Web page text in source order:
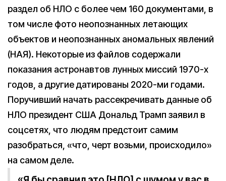
раздел об НЛО с более чем 160 документами, в
том числе фото неопознанных летающих
объектов и неопознанных аномальных явлений
(НАЯ). Некоторые из файлов содержали
показания астронавтов лунных миссий 1970-х
годов, а другие датированы 2020-ми годами.
Поручивший начать рассекречивать данные об
НЛО президент США Дональд Трамп заявил в
соцсетях, что людям предстоит самим
разобраться, «что, черт возьми, происходило»
на самом деле.